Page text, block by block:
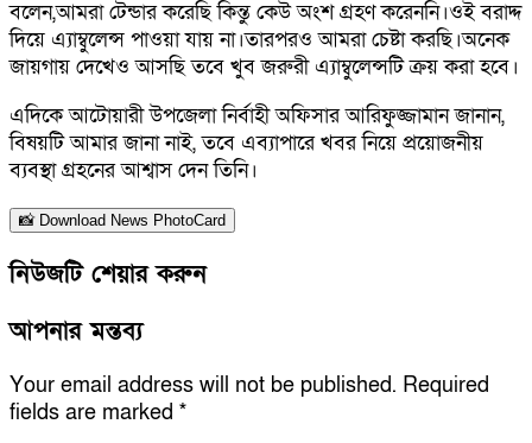
বলেন,আমরা টেন্ডার করেছি কিন্তু কেউ অংশ গ্রহণ করেননি।ওই বরাদ্দ
দিয়ে এ্যাম্বুলেন্স পাওয়া যায় না।তারপরও আমরা চেষ্টা করছি।অনেক
জায়গায় দেখেও আসছি তবে খুব জরুরী এ্যাম্বুলেন্সটি ক্রয় করা হবে।
এদিকে আটোয়ারী উপজেলা নির্বাহী অফিসার আরিফুজ্জামান জানান,
বিষয়টি আমার জানা নাই, তবে এব্যাপারে খবর নিয়ে প্রয়োজনীয়
ব্যবস্থা গ্রহনের আশ্বাস দেন তিনি।
📸 Download News PhotoCard
নিউজটি শেয়ার করুন
আপনার মন্তব্য
Your email address will not be published. Required
fields are marked *